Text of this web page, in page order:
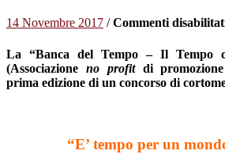
14 Novembre 2017 /Commenti
La “Banca del Tempo – Il Tempo
(Associazione no profitdi promozione
prima edizione di un concorso di
“E’ tempo per un